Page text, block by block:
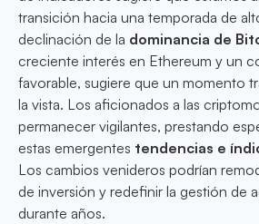
transición hacia una temporada de
declinación de la dominancia de
creciente interés en Ethereum y un
favorable, sugiere que un momento
la vista. Los aficionados a las
permanecer vigilantes, prestando
estas emergentes tendencias e
Los cambios venideros podrían
de inversión y redefinir la gestión de
durante años.